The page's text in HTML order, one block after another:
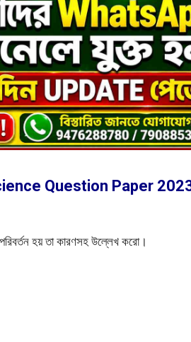
Question Paper
হয় তা কারণসহ উল্লেখ করো।